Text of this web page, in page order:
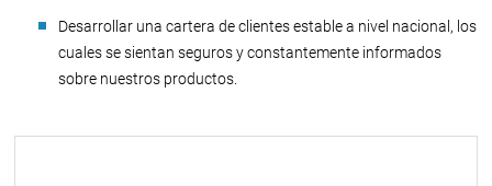
Desarrollar una cartera de clientes estable a nivel nacional, los
cuales se sientan seguros y constantemente informados
sobre nuestros productos.